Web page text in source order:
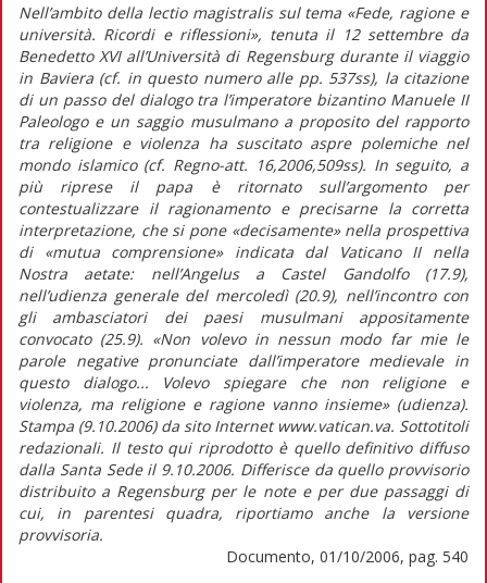
Nell’ambito della lectio magistralis sul tema «Fede, ragione e
università. Ricordi e riflessioni», tenuta il 12 settembre da
Benedetto XVI all’Università di Regensburg durante il viaggio
in Baviera (cf. in questo numero alle pp. 537ss), la citazione
di un passo del dialogo tra l’imperatore bizantino Manuele II
Paleologo e un saggio musulmano a proposito del rapporto
tra religione e violenza ha suscitato aspre polemiche nel
mondo islamico (cf. Regno-att. 16,2006,509ss). In seguito, a
più riprese il papa è ritornato sull’argomento per
contestualizzare il ragionamento e precisarne la corretta
interpretazione, che si pone «decisamente» nella prospettiva
di «mutua comprensione» indicata dal Vaticano II nella
Nostra aetate: nell’Angelus a Castel Gandolfo (17.9),
nell’udienza generale del mercoledì (20.9), nell’incontro con
gli ambasciatori dei paesi musulmani appositamente
convocato (25.9). «Non volevo in nessun modo far mie le
parole negative pronunciate dall’imperatore medievale in
questo dialogo... Volevo spiegare che non religione e
violenza, ma religione e ragione vanno insieme» (udienza).
Stampa (9.10.2006) da sito Internet www.vatican.va. Sottotitoli
redazionali. Il testo qui riprodotto è quello definitivo diffuso
dalla Santa Sede il 9.10.2006. Differisce da quello provvisorio
distribuito a Regensburg per le note e per due passaggi di
cui, in parentesi quadra, riportiamo anche la versione
provvisoria.
Documento, 01/10/2006, pag. 540